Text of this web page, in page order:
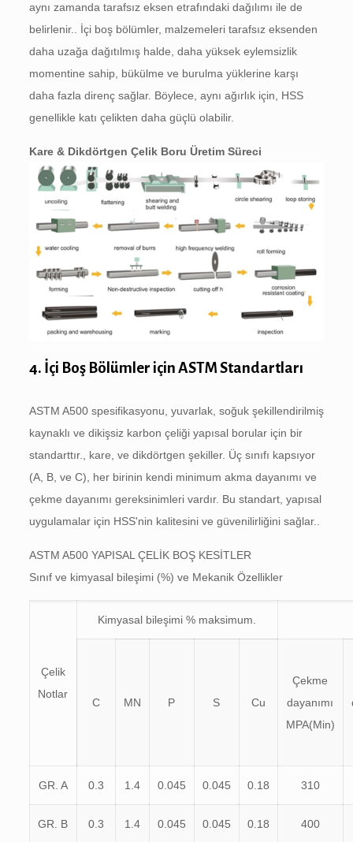
aynı zamanda tarafsız eksen etrafındaki dağılımı ile de
belirlenir.. İçi boş bölümler, malzemeleri tarafsız eksenden
daha uzağa dağıtılmış halde, daha yüksek eylemsizlik
momentine sahip, bükülme ve burulma yüklerine karşı
daha fazla direnç sağlar. Böylece, aynı ağırlık için, HSS
genellikle katı çelikten daha güçlü olabilir.
Kare & Dikdörtgen Çelik Boru Üretim Süreci
4. İçi Boş Bölümler için ASTM Standartları
ASTM A500 spesifikasyonu, yuvarlak, soğuk şekillendirilmiş
kaynaklı ve dikişsiz karbon çeliği yapısal borular için bir
standarttır., kare, ve dikdörtgen şekiller. Üç sınıfı kapsıyor
(A, B, ve C), her birinin kendi minimum akma dayanımı ve
çekme dayanımı gereksinimleri vardır. Bu standart, yapısal
uygulamalar için HSS'nin kalitesini ve güvenilirliğini sağlar..
ASTM A500 YAPISAL ÇELİK BOŞ KESİTLER
Sınıf ve kimyasal bileşimi (%) ve Mekanik Özellikler
Çelik
Notlar
Kimyasal bileşimi % maksimum.
C MN P S Cu
Çekme
dayanımı
MPA(Min)
GR. A 0.3 1.4 0.045 0.045 0.18 310
GR. B 0.3 1.4 0.045 0.045 0.18 400